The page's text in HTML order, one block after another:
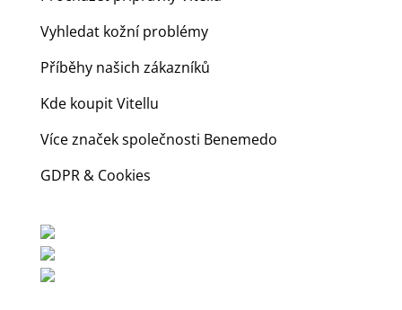
Vyhledat kožní problémy
Příběhy našich zákazníků
Kde koupit Vitellu
Více značek společnosti Benemedo
GDPR & Cookies